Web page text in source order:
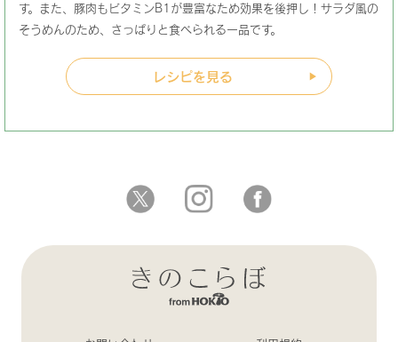
す。また、豚肉もビタミンB1が豊富なため効果を後押し！サラダ風の
そうめんのため、さっぱりと食べられる一品です。
レシピを見る